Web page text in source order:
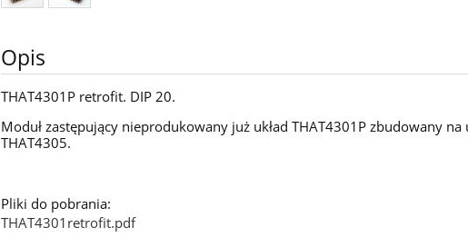
Opis
THAT4301P retrofit. DIP 20.
Moduł zastępujący nieprodukowany już układ THAT4301P zbudowany na
THAT4305.
Pliki do pobrania:
THAT4301retrofit.pdf